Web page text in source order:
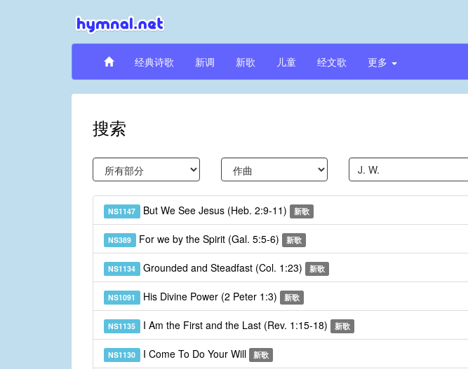
经典诗歌 新调 新歌 儿童 经文歌 更多
搜索
NS1147 But We See Jesus (Heb. 2:9-11) 新歌
NS389 For we by the Spirit (Gal. 5:5-6) 新歌
NS1134 Grounded and Steadfast (Col. 1:23) 新歌
NS1091 His Divine Power (2 Peter 1:3) 新歌
NS1135 I Am the First and the Last (Rev. 1:15-18) 新歌
NS1130 I Come To Do Your Will 新歌